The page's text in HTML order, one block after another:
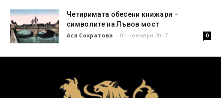
Четиримата обесени книжари –
символите на Лъвов мост
Ася Сократова - 01 ноември 2017 0